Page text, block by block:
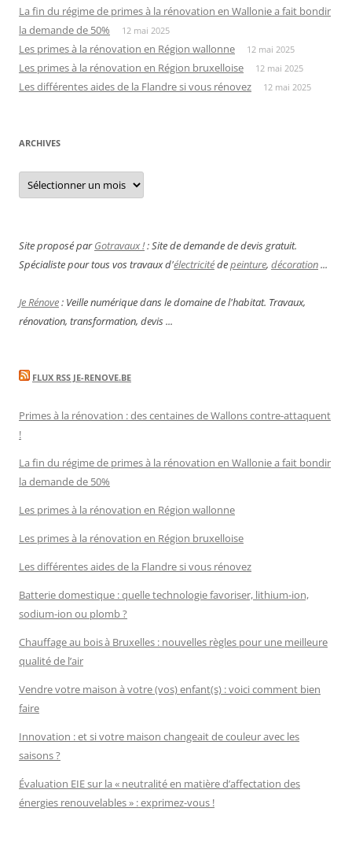
La fin du régime de primes à la rénovation en Wallonie a fait bondir
la demande de 50%
12 mai 2025
Les primes à la rénovation en Région wallonne 12 mai 2025
Les primes à la rénovation en Région bruxelloise 12 mai 2025
Les différentes aides de la Flandre si vous rénovez 12 mai 2025
ARCHIVES
Archives
Site proposé parGotravaux !: Site de demande de devis gratuit.
Spécialiste pour tous vos travaux d'électricitédepeinture, décoration...
Je Rénove: Veille numérique dans le domaine de l'habitat. Travaux,
rénovation, transformation, devis ...
FLUX RSS JE-RENOVE.BE
Primes à la rénovation : des centaines de Wallons contre-attaquent
!
La fin du régime de primes à la rénovation en Wallonie a fait bondir
la demande de 50%
Les primes à la rénovation en Région wallonne
Les primes à la rénovation en Région bruxelloise
Les différentes aides de la Flandre si vous rénovez
Batterie domestique : quelle technologie favoriser, lithium-ion,
sodium-ion ou plomb ?
Chauffage au bois à Bruxelles : nouvelles règles pour une meilleure
qualité de l’air
Vendre votre maison à votre (vos) enfant(s) : voici comment bien
faire
Innovation : et si votre maison changeait de couleur avec les
saisons ?
Évaluation EIE sur la « neutralité en matière d’affectation des
énergies renouvelables » : exprimez-vous !